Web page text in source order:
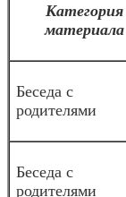
Категория
материала
Беседа с
родителями
Беседа с
родителями